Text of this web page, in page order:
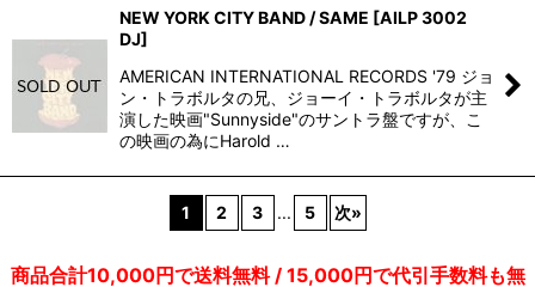
NEW YORK CITY BAND / SAME [AILP 3002
DJ]
AMERICAN INTERNATIONAL RECORDS '79 ジョ
ン・トラボルタの兄、ジョーイ・トラボルタが主
演した映画"Sunnyside"のサントラ盤ですが、こ
の映画の為にHarold …
1 2 3 ... 5 次»
商品合計10,000円で送料無料 / 15,000円で代引手数料も無